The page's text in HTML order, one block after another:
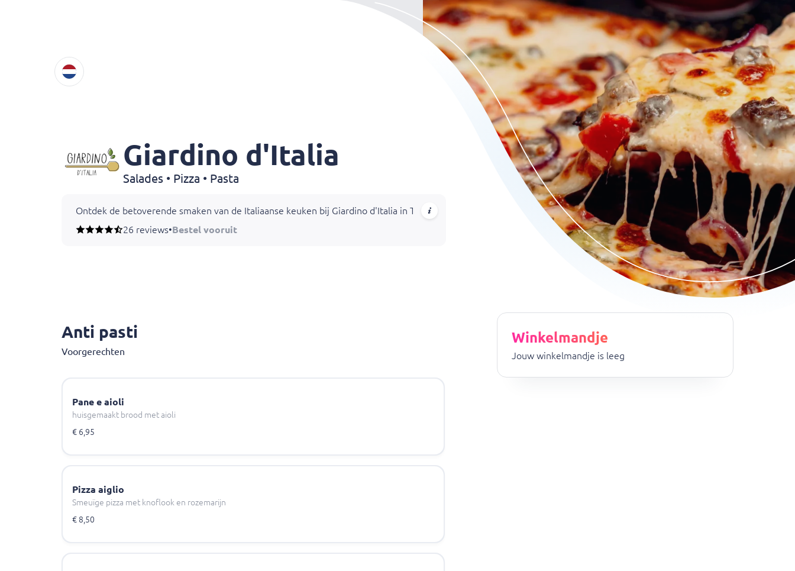
Giardino d'Italia
Salades • Pizza • Pasta
Ontdek de betoverende smaken van de Italiaanse keuken bij Giardino d'Italia in Tilburg. Van weelderige anti-pasti tot verrukkelijke pizza's en verfijnde pasta's, onze
Onze pasta-opties, zoals Tagiatelle Bolognese en Tagiatelle Frutti di Mare, combineren verse ingrediënten voor een onvergetelijke smaakervaring. Sluit uw maaltijd af
26 reviews•Bestel vooruit
Anti pasti
Voorgerechten
Pane e aioli
huisgemaakt brood met aioli
€ 6,95
Pizza aiglio
Smeuïge pizza met knoflook en rozemarijn
€ 8,50
Winkelmandje
Jouw winkelmandje is leeg